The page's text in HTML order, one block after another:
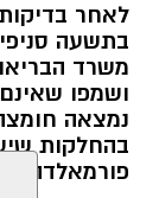
לאחר
בתשעה
משרד
ושמפו
נמצאה
בהחלקות
פורמאלדהיד